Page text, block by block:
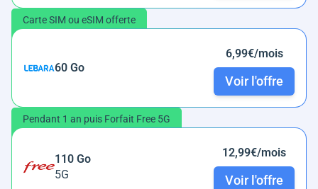
Carte SIM ou eSIM offerte
60 Go
6,99€/mois
Voir l'offre
Pendant 1 an puis Forfait Free 5G
110 Go
5G
12,99€/mois
Voir l'offre